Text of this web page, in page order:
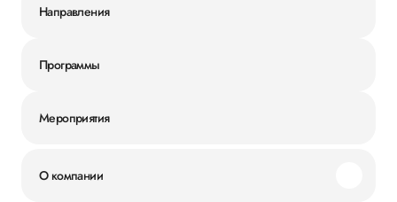
Направления
Программы
Мероприятия
О компании